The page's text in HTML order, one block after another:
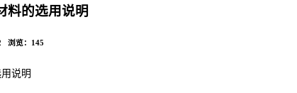
料的选用说明
浏览： 145
说明